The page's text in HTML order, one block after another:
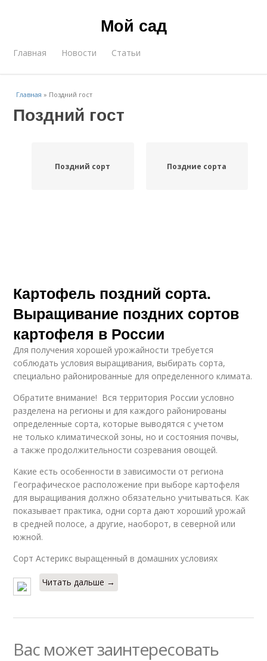
Мой сад
Главная Новости Статьи
Главная » Поздний гост
Поздний гост
Поздний сорт Поздние сорта
Картофель поздний сорта.
Выращивание поздних сортов
картофеля в России
Для получения хорошей урожайности требуется
соблюдать условия выращивания, выбирать сорта,
специально районированные для определенного климата.
Обратите внимание! Вся территория России условно
разделена на регионы и для каждого районированы
определенные сорта, которые выводятся с учетом
не только климатической зоны, но и состояния почвы,
а также продолжительности созревания овощей.
Какие есть особенности в зависимости от региона
Географическое расположение при выборе картофеля
для выращивания должно обязательно учитываться. Как
показывает практика, одни сорта дают хороший урожай
в средней полосе, а другие, наоборот, в северной или
южной.
Сорт Астерикс выращенный в домашних условиях
Читать дальше →
Вас может заинтересовать